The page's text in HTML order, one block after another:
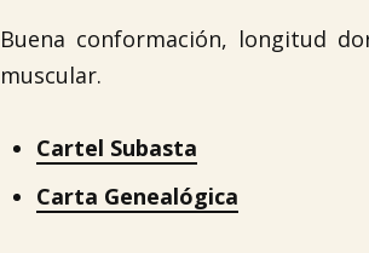
Buena conformación, longitud
muscular.
Cartel Subasta
Carta Genealógica